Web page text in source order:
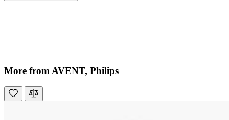
More from AVENT, Philips